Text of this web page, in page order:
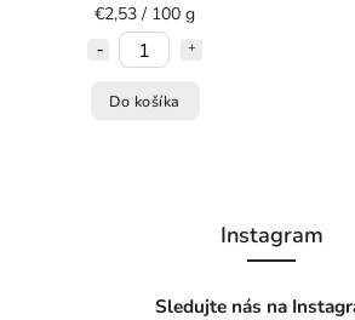
€2,53 / 100 g
Do košíka
Instagram
Sledujte nás na